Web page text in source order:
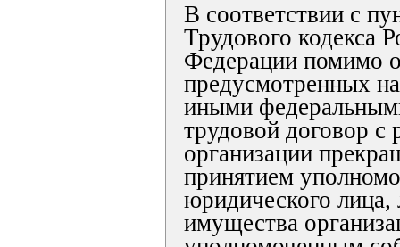
В соответствии с
Трудового кодекса
Федерации помимо
предусмотренных
иными
трудовой договор с
организации
принятием
юридического лица,
имущества